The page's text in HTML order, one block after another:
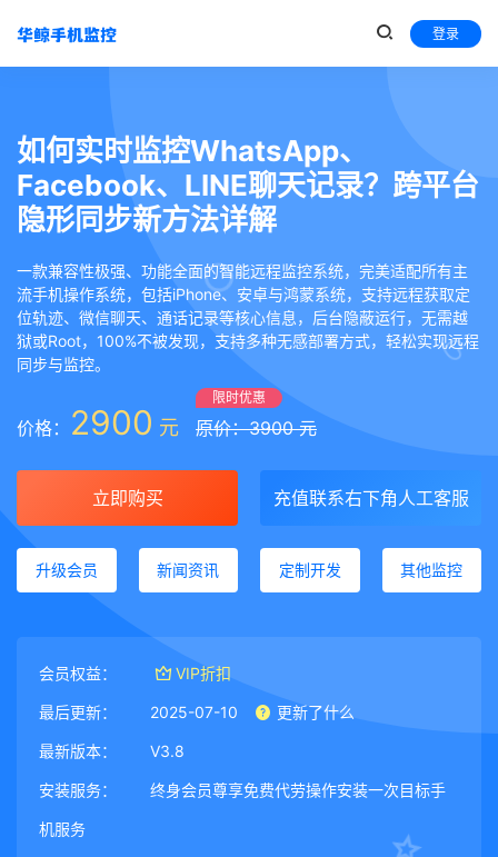
登录
如何实时监控WhatsApp、
Facebook、LINE聊天记录？跨平台
隐形同步新方法详解
一款兼容性极强、功能全面的智能远程监控系统，完美适配所有主
流手机操作系统，包括iPhone、安卓与鸿蒙系统，支持远程获取定
位轨迹、微信聊天、通话记录等核心信息，后台隐蔽运行，无需越
狱或Root，100%不被发现，支持多种无感部署方式，轻松实现远程
同步与监控。
价格： 2900 元
限时优惠
原价：3900 元
立即购买 充值联系右下角人工客服
升级会员 新闻资讯 定制开发 其他监控
会员权益： VIP折扣
最后更新： 2025-07-10 更新了什么
最新版本： V3.8
安装服务： 终身会员尊享免费代劳操作安装一次目标手
机服务